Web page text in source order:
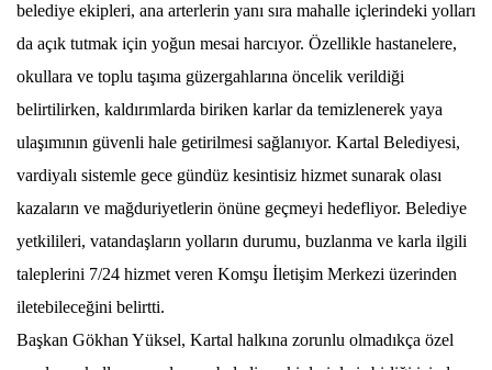
belediye ekipleri, ana arterlerin yanı sıra mahalle içlerindeki yolları
da açık tutmak için yoğun mesai harcıyor. Özellikle hastanelere,
okullara ve toplu taşıma güzergahlarına öncelik verildiği
belirtilirken, kaldırımlarda biriken karlar da temizlenerek yaya
ulaşımının güvenli hale getirilmesi sağlanıyor. Kartal Belediyesi,
vardiyalı sistemle gece gündüz kesintisiz hizmet sunarak olası
kazaların ve mağduriyetlerin önüne geçmeyi hedefliyor. Belediye
yetkilileri, vatandaşların yolların durumu, buzlanma ve karla ilgili
taleplerini 7/24 hizmet veren Komşu İletişim Merkezi üzerinden
iletebileceğini belirtti.
Başkan Gökhan Yüksel, Kartal halkına zorunlu olmadıkça özel